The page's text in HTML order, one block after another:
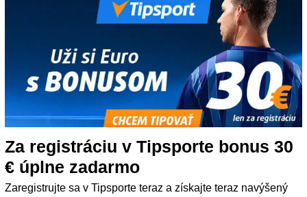
Za registráciu v Tipsporte bonus 30
€ úplne zadarmo
Zaregistrujte sa v Tipsporte teraz a získajte teraz navýšený